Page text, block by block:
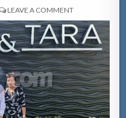
LEAVE A COMMENT